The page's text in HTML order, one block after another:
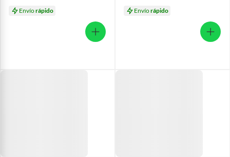
Envíorápido Envíorápido